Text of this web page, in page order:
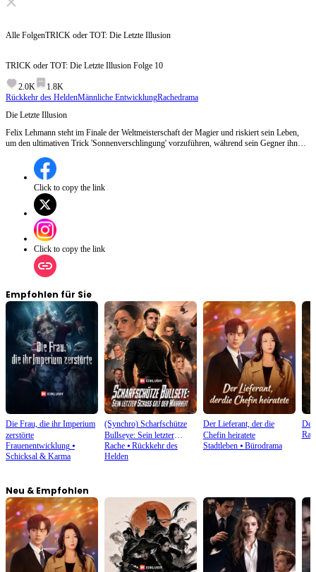
Alle FolgenTRICK oder TOT: Die Letzte Illusion
TRICK oder TOT: Die Letzte Illusion Folge 10
2.0K
1.8K
Rückkehr des HeldenMännliche EntwicklungRachedrama
Die Letzte Illusion
Felix Lehmann steht im Finale der Weltmeisterschaft der Magier und riskiert sein Leben,
um den ultimativen Trick 'Sonnenverschlingung' vorzuführen, während sein Gegner ihn
vollenden?
Click to copy the link
Click to copy the link
Empfohlen für Sie
Die Frau, die ihr Imperium
zerstörte
Frauenentwicklung ⦁
Schicksal & Karma
(Synchro) Scharfschütze
Bullseye: Sein letzter
Schuss gilt der Wahrheit
Rache⦁ Rückkehr des
Helden
Der Lieferant, der die
Chefin heiratete
Stadtleben⦁ Bürodrama
Der
Neu & Empfohlen